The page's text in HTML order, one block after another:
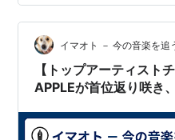
作品に対し、翌週以降減算
イマオト － 今の音楽を追
【トップアーティスト
APPLEが首位返り咲き